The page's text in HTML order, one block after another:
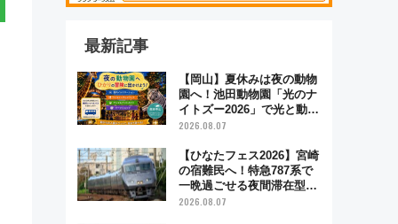
最新記事
【岡山】夏休みは夜の動物
園へ！池田動物園「光のナ
イトズー2026」で光と動物
が彩る特別な夜
2026.08.07
【ひなたフェス2026】宮崎
の宿難民へ！特急787系で
一晩過ごせる夜間滞在型イ
ベント「スワローおひさ
2026.08.07